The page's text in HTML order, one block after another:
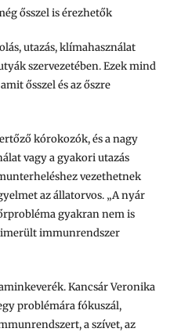
ősszel is érezhetők
utazás, klímahasználat
szervezetében. Ezek mind
ősszel és az őszre
kórokozók, és a nagy
vagy a gyakori utazás
vezethetnek
az állatorvos. „A nyár
gyakran nem is
immunrendszer
Kancsár Veronika
problémára fókuszál,
a szívet, az